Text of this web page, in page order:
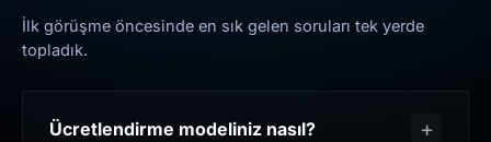
İlk görüşme öncesinde en sık gelen soruları tek yerde
topladık.
Ücretlendirme modeliniz nasıl?